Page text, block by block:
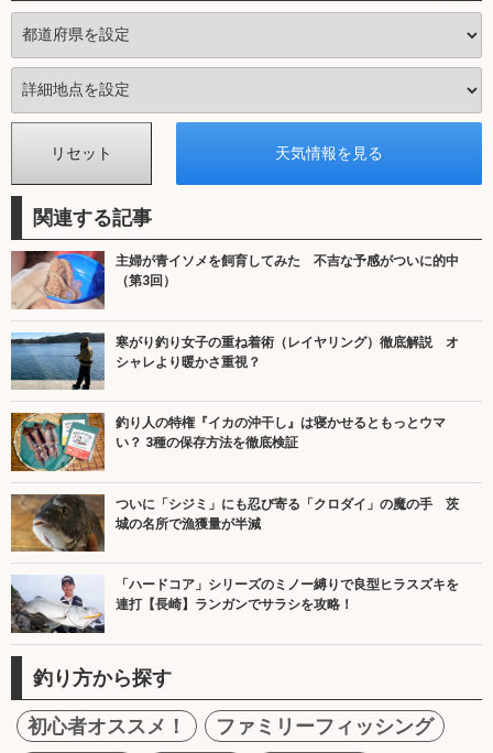
関連する記事
主婦が青イソメを飼育してみた 不吉な予感がついに的中
（第3回）
寒がり釣り女子の重ね着術（レイヤリング）徹底解説 オ
シャレより暖かさ重視？
釣り人の特権『イカの沖干し』は寝かせるともっとウマ
い？ 3種の保存方法を徹底検証
ついに「シジミ」にも忍び寄る「クロダイ」の魔の手 茨
城の名所で漁獲量が半減
「ハードコア」シリーズのミノー縛りで良型ヒラスズキを
連打【長崎】ランガンでサラシを攻略！
釣り方から探す
初心者オススメ！
ファミリーフィッシング